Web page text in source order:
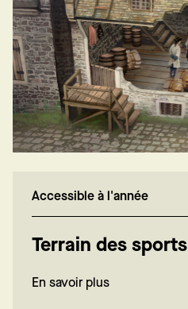
Accessible à l'année
Terrain des sports
En savoir plus